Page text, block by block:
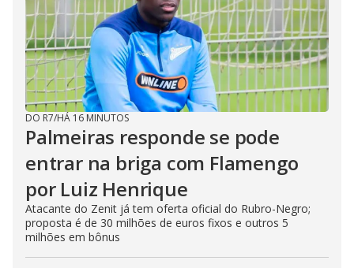
DO R7/HÁ 16 MINUTOS
Palmeiras responde se pode
entrar na briga com Flamengo
por Luiz Henrique
Atacante do Zenit já tem oferta oficial do Rubro-Negro;
proposta é de 30 milhões de euros fixos e outros 5
milhões em bônus